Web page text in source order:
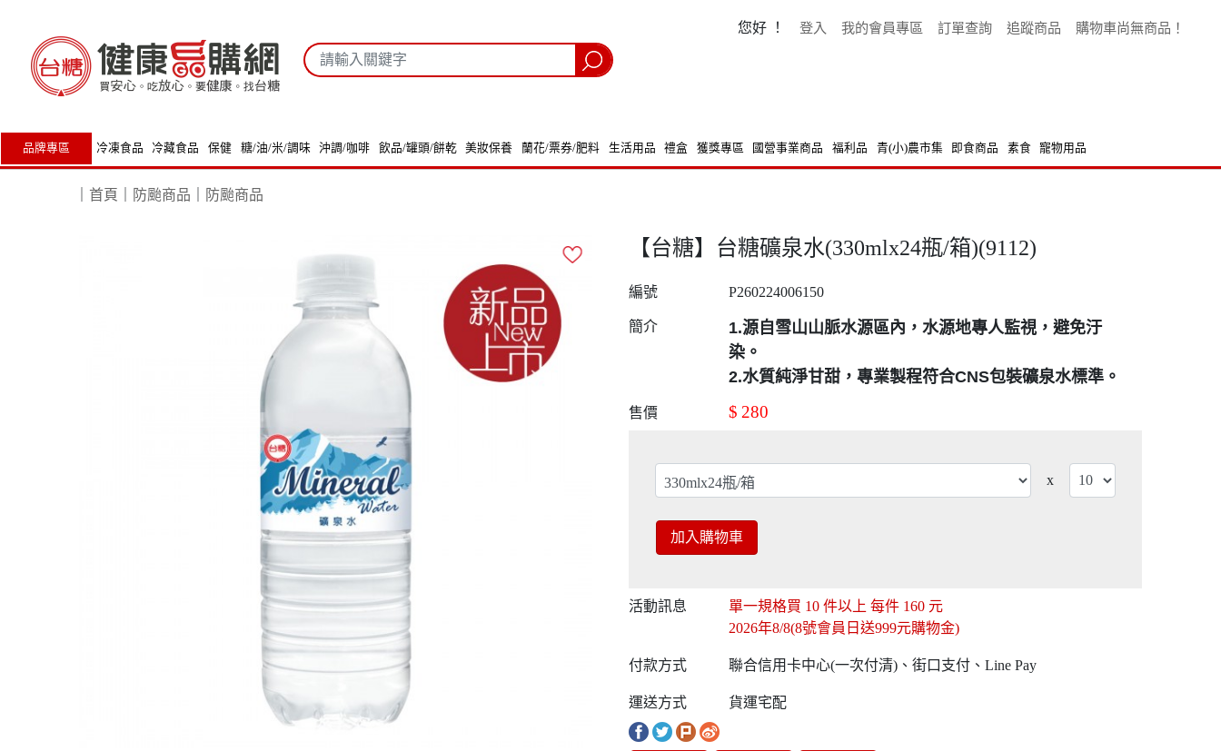
您好 ！ 登入 我的會員專區 訂單查詢 追蹤商品 購物車尚無商品！
品牌專區 冷凍食品 冷藏食品 保健 糖/油/米/調味 沖調/咖啡 飲品/罐頭/餅乾 美妝保養 蘭花/票券/肥料 生活用品 禮盒 獲獎專區 國營事業商品 福利品 青(小)農市集 即食商品 素食 寵物用品
首頁 防颱商品 防颱商品
【台糖】台糖礦泉水(330mlx24瓶/箱)(9112)
編號 P260224006150
簡介
1.源自雪山山脈水源區內，水源地專人監視，避免汙
染。
2.水質純淨甘甜，專業製程符合CNS包裝礦泉水標準。
售價 $ 280
x
加入購物車
活動訊息 單一規格買 10 件以上 每件 160 元
2026年8/8(8號會員日送999元購物金)
付款方式 聯合信用卡中心(一次付清)、街口支付、Line Pay
運送方式 貨運宅配